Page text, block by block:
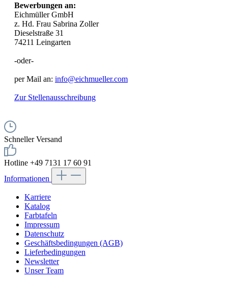
Bewerbungen an:
Eichmüller GmbH
z. Hd. Frau Sabrina Zoller
Dieselstraße 31
74211 Leingarten
-oder-
per Mail an: info@eichmueller.com
Zur Stellenausschreibung
Schneller Versand
Hotline +49 7131 17 60 91
Informationen
Karriere
Katalog
Farbtafeln
Impressum
Datenschutz
Geschäftsbedingungen (AGB)
Lieferbedingungen
Newsletter
Unser Team